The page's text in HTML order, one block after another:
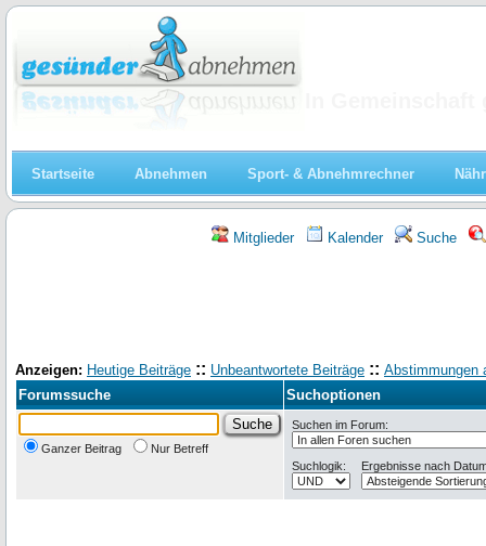
Startseite Abnehmen Sport- & Abnehmrechner
Mitglieder Kalender Suche
Anzeigen: Heutige Beiträge :: Unbeantwortete Beiträge :: Abstimmungen
Forumssuche
Suchoptionen
Ganzer Beitrag Nur Betreff
Suchen im Forum:
Suchlogik: Ergebnisse nach